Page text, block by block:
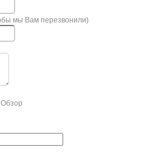
мы Вам перезвонили)
Обзор